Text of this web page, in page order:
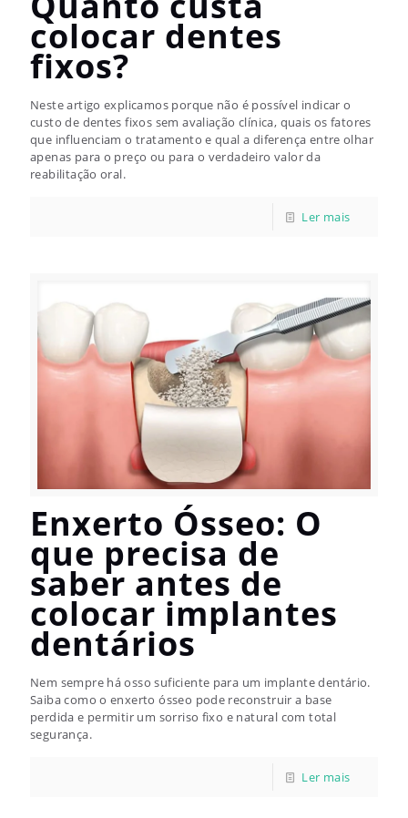
colocar dentes
fixos?
Neste artigo explicamos porque não é possível indicar o
custo de dentes fixos sem avaliação clínica, quais os fatores
que influenciam o tratamento e qual a diferença entre olhar
apenas para o preço ou para o verdadeiro valor da
reabilitação oral.
Enxerto Ósseo: O
que precisa de
saber antes de
colocar implantes
dentários
Nem sempre há osso suficiente para um implante dentário.
Saiba como o enxerto ósseo pode reconstruir a base
perdida e permitir um sorriso fixo e natural com total
segurança.